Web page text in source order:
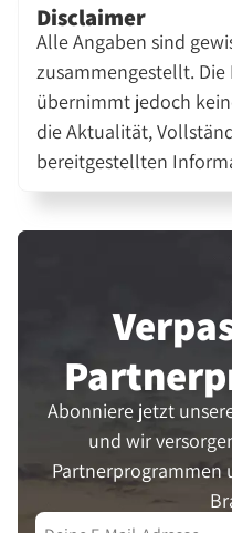
Disclaimer
Alle Angaben sind
zusammengestellt.
übernimmt jedoch
die Aktualität,
bereitgestellten
Abonniere jetzt
und wir
Partnerprogrammen